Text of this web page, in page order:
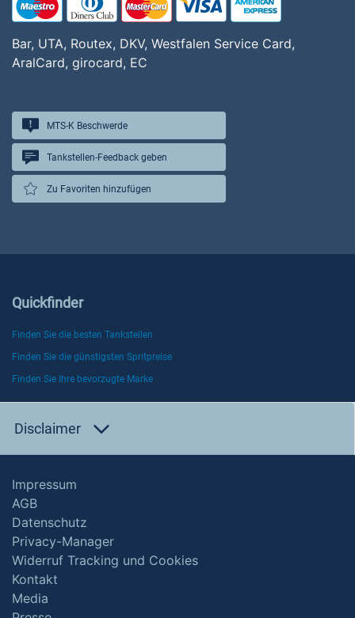
Bar, UTA, Routex, DKV, Westfalen Service Card,
AralCard, girocard, EC
MTS-K Beschwerde
Tankstellen-Feedback geben
Zu Favoriten hinzufügen
Quickfinder
Finden Sie die besten Tankstellen
Finden Sie die günstigsten Spritpreise
Finden Sie Ihre bevorzugte Marke
Disclaimer
Impressum
AGB
Datenschutz
Privacy-Manager
Widerruf Tracking und Cookies
Kontakt
Media